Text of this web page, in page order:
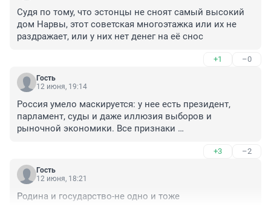
Судя по тому, что эстонцы не сноят самый высокий
дом Нарвы, этот советская многоэтажка или их не
раздражает, или у них нет денег на её снос
+1 –0
Гость
12 июня, 19:14
Россия умело маскируется: у нее есть президент,
парламент, суды и даже иллюзия выборов и
рыночной экономики. Все признаки
они действуют как декорация. Как тень настоящих
институций. И их суверенитет такой же фальшивый.
Это просто тень суверенитета.
+3 –2
Гость
12 июня, 18:21
Родина и государство-не одно и тоже